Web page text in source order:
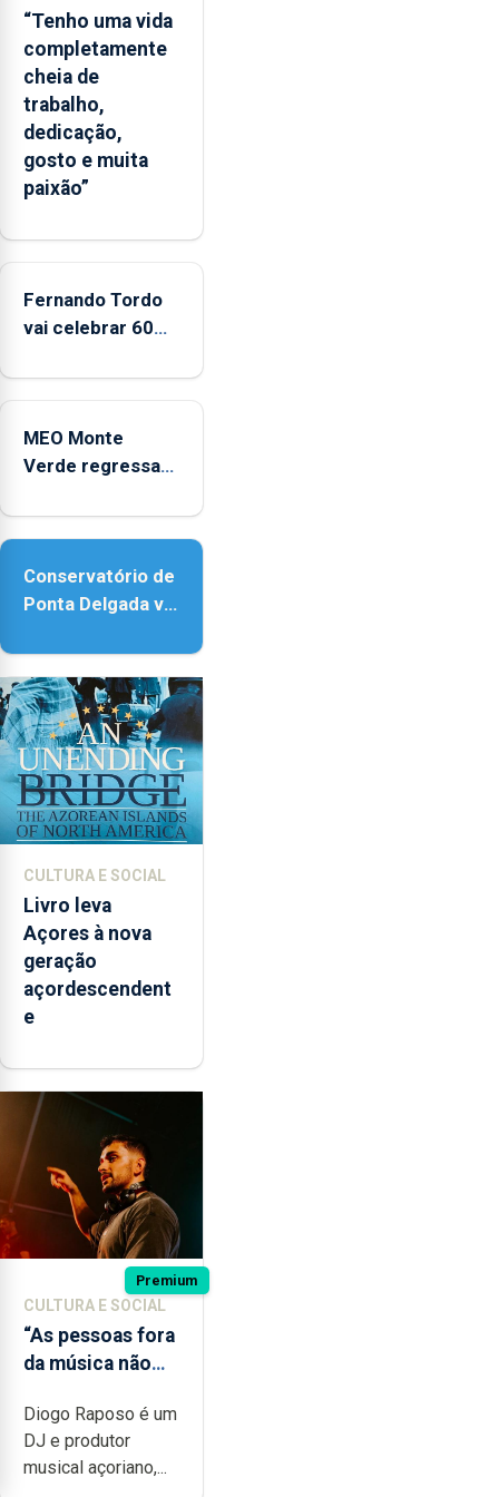
das
Flores
apresenta
um
“decréscimo
significativo”
da
entre
e
2025
“Tenho uma vida
completamente
cheia de
trabalho,
dedicação,
gosto e muita
paixão”
Fernando Tordo
vai celebrar 60
no Coliseu
MEO Monte
Verde regressa
acessibilidade
Conservatório de
Ponta Delgada vai
novos
instrumentos
CULTURA E SOCIAL
Livro leva
Açores à nova
geração
açordescendent
e
Premium
CULTURA E SOCIAL
“As pessoas fora
da música não
quão difícil é
produzir uma
música”
Diogo Raposo é um
DJ e produtor
musical açoriano,...